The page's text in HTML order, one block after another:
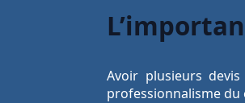
Avoir plusieurs
professionnalisme du